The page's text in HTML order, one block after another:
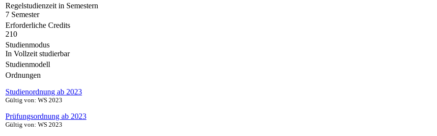
Regelstudienzeit in Semestern
7 Semester
Erforderliche Credits
210
Studienmodus
In Vollzeit studierbar
Studienmodell
Ordnungen
Studienordnung ab 2023
Gültig von: WS 2023
Prüfungsordnung ab 2023
Gültig von: WS 2023